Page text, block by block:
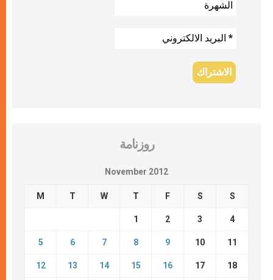
روزنامة
November 2012
M T W T F S S
1 2 3 4
5 6 7 8 9 10 11
12 13 14 15 16 17 18